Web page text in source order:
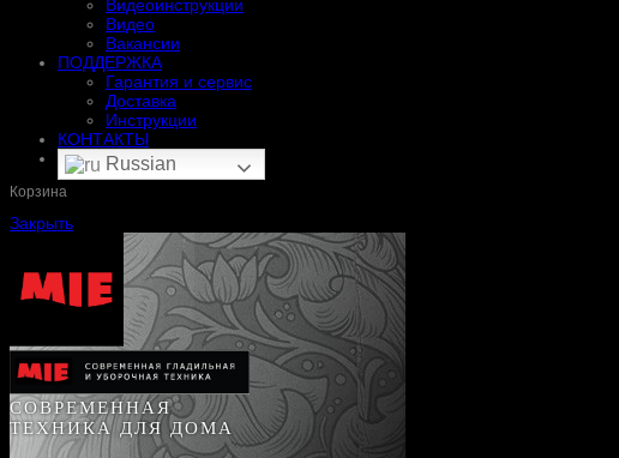
Видеоинструкции
Видео
Вакансии
ПОДДЕРЖКА
Гарантия и сервис
Доставка
Инструкции
КОНТАКТЫ
Russian
Корзина
Закрыть
СОВРЕМЕННАЯ
ТЕХНИКА ДЛЯ ДОМА